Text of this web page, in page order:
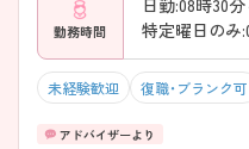
勤務時間
日勤:08時30分
特定曜日のみ
未経験歓迎 復職・ブランク可